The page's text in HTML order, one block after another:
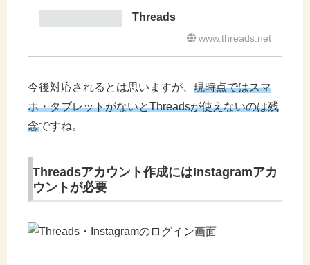
Threads
www.threads.net
今後対応されるとは思いますが、 現時点ではスマ
ホ・タブレットがないとThreadsが使えないのは残
念ですね。
Threadsアカウント作成にはInstagramアカ
ウントが必要